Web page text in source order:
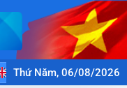
Thứ Năm, 06/08/2026